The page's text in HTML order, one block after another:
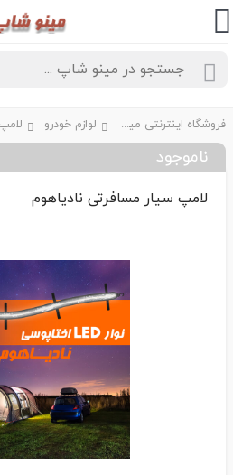
فروشگاه اینترنتی مینو شاپ لوازم خودرو
ناموجود
لامپ سیار مسافرتی نادیاهوم